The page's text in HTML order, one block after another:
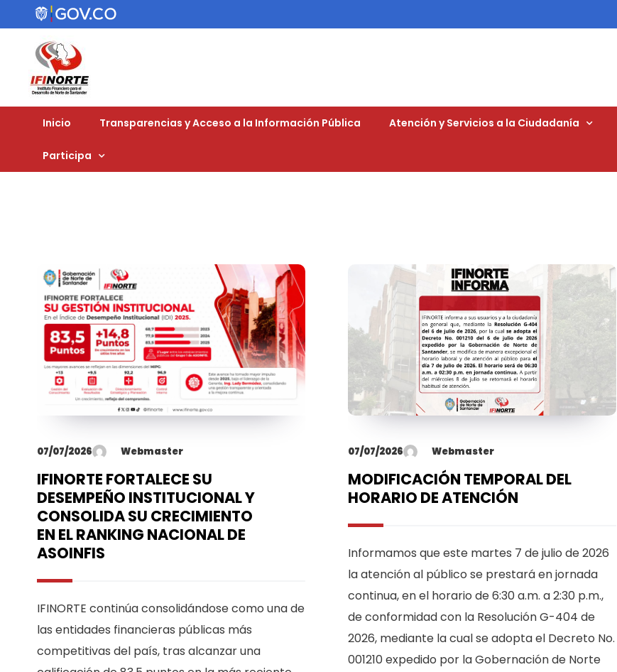
Inicio Transparencias y Acceso a la Información Pública Atención y Servicios a la Ciudadanía
Participa
07/07/2026 Webmaster
IFINORTE FORTALECE SU
DESEMPEÑO INSTITUCIONAL Y
CONSOLIDA SU CRECIMIENTO
EN EL RANKING NACIONAL DE
ASOINFIS
IFINORTE continúa consolidándose como una de
las entidades financieras públicas más
competitivas del país, tras alcanzar una
07/07/2026 Webmaster
MODIFICACIÓN TEMPORAL DEL
HORARIO DE ATENCIÓN
Informamos que este martes 7 de julio de 2026
la atención al público se prestará en jornada
continua, en el horario de 6:30 a.m. a 2:30 p.m.,
de conformidad con la Resolución G-404 de
2026, mediante la cual se adopta el Decreto No.
001210 expedido por la Gobernación de Norte